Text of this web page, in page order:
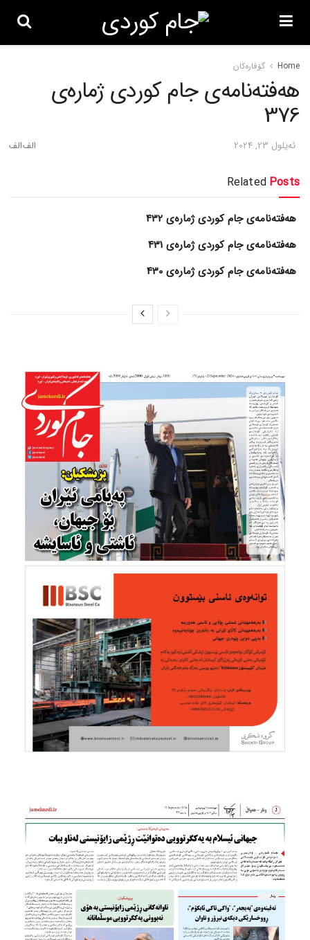
Home گۆڤاره‌کان
هەفتەنامەی جام کوردی ژمارەی
376
ئه‌یلول 23, 2024
Related Posts
هەفتەنامەی جام کوردی ژمارەی 432
هەفتەنامەی جام کوردی ژمارەی 431
هەفتەنامەی جام کوردی ژمارەی 430